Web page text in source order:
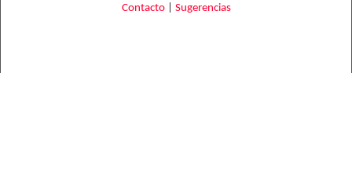
Contacto| Sugerencias